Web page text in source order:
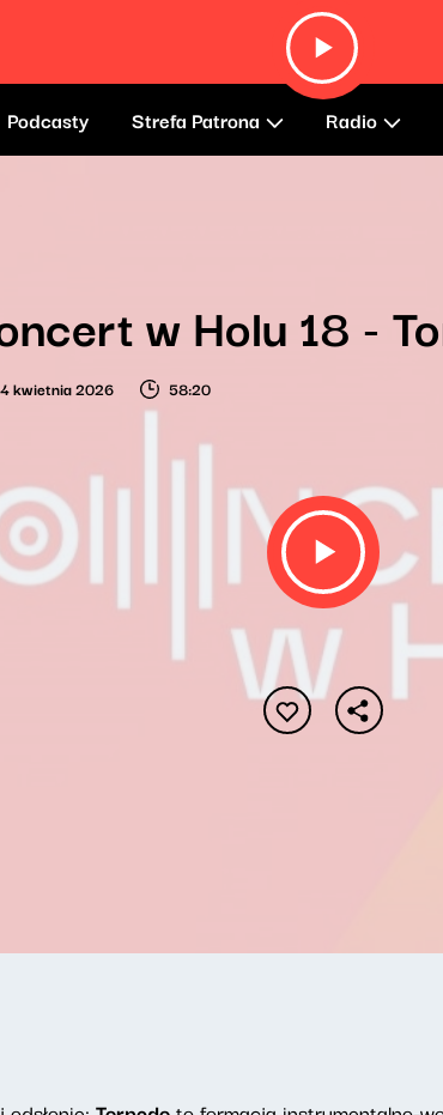
Podcasty Strefa Patrona Radio
w Holu 18 -
kwietnia 2026 58:20